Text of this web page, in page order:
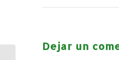
Dejar un